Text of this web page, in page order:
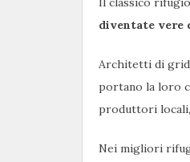
diventate vere
Architetti di
portano la loro
produttori
Nei migliori